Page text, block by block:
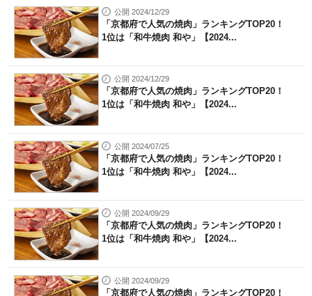
公開 2024/12/29
「京都府で人気の焼肉」ランキングTOP20！
1位は「和牛焼肉 和や」【2024...
公開 2024/12/29
「京都府で人気の焼肉」ランキングTOP20！
1位は「和牛焼肉 和や」【2024...
公開 2024/07/25
「京都府で人気の焼肉」ランキングTOP20！
1位は「和牛焼肉 和や」【2024...
公開 2024/09/29
「京都府で人気の焼肉」ランキングTOP20！
1位は「和牛焼肉 和や」【2024...
公開 2024/09/29
「京都府で人気の焼肉」ランキングTOP20！